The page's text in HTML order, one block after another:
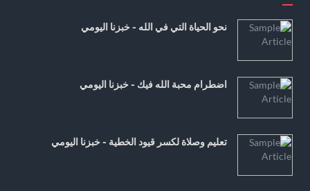
نحو الحياة التي في الله - خبزنا اليومي
اضطرام محبة الله فيك - خبزنا اليومي
تعليم وصلاة لكسر قيود الخطية - خبزنا اليومي